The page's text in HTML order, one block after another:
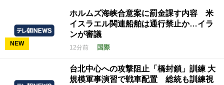
NEW
ホルムズ海峡合意案に罰金課す内容 米
イスラエル関連船舶は通行禁止か…イラ
ンが審議
12分前 国際
台北中心への攻撃阻止「橋封鎖」訓練 大
規模軍事演習で戦車配置 総統も訓練視